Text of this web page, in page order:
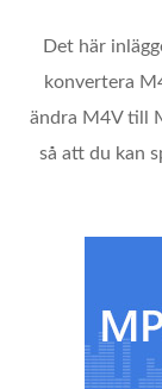
Det här
konvertera
ändra M4V till
så att du kan